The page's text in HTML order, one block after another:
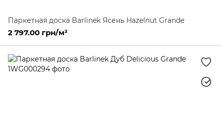
Паркетная доска Barlinek Ясень Hazelnut Grande
2 797.00 грн/м²